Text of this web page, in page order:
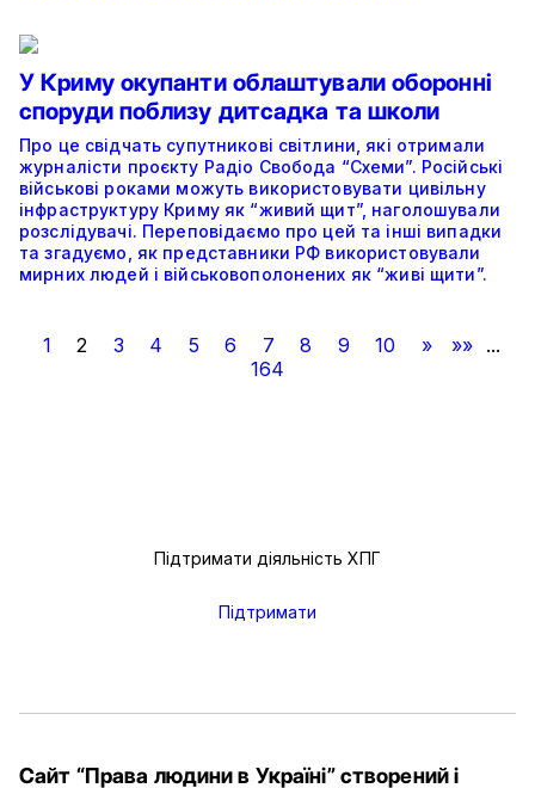
У Криму окупанти облаштували оборонні
споруди поблизу дитсадка та школи
Про це свідчать супутникові світлини, які отримали
журналісти проєкту Радіо Свобода “Схеми”. Російські
військові роками можуть використовувати цивільну
інфраструктуру Криму як “живий щит”, наголошували
розслідувачі. Переповідаємо про цей та інші випадки
та згадуємо, як представники РФ використовували
мирних людей і військовополонених як “живі щити”.
1 2 3 4 5 6 7 8 9 10 » »» ...
164
Підтримати діяльність ХПГ
Підтримати
Сайт “Права людини в Україні” створений і